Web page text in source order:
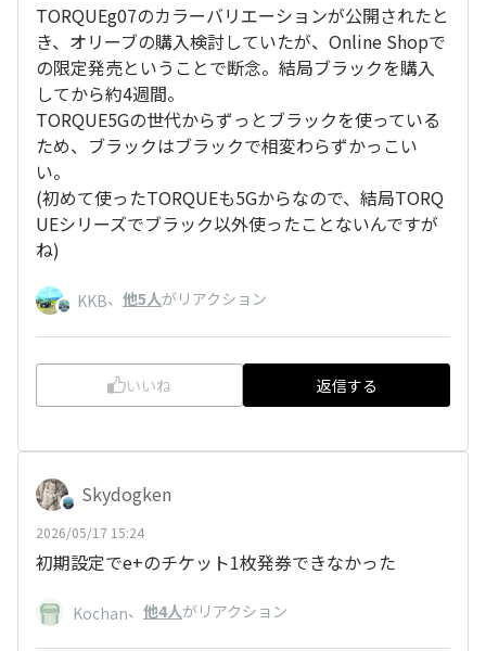
TORQUEg07のカラーバリエーションが公開されたと
き、オリーブの購入検討していたが、Online Shopで
の限定発売ということで断念。結局ブラックを購入
してから約4週間。
TORQUE5Gの世代からずっとブラックを使っている
ため、ブラックはブラックで相変わらずかっこい
い。
(初めて使ったTORQUEも5Gからなので、結局TORQ
UEシリーズでブラック以外使ったことないんですが
ね)
KKB、 他5人がリアクション
いいね 返信する
Skydogken
2026/05/17 15:24
初期設定でe+のチケット1枚発券できなかった
Kochan、 他4人がリアクション